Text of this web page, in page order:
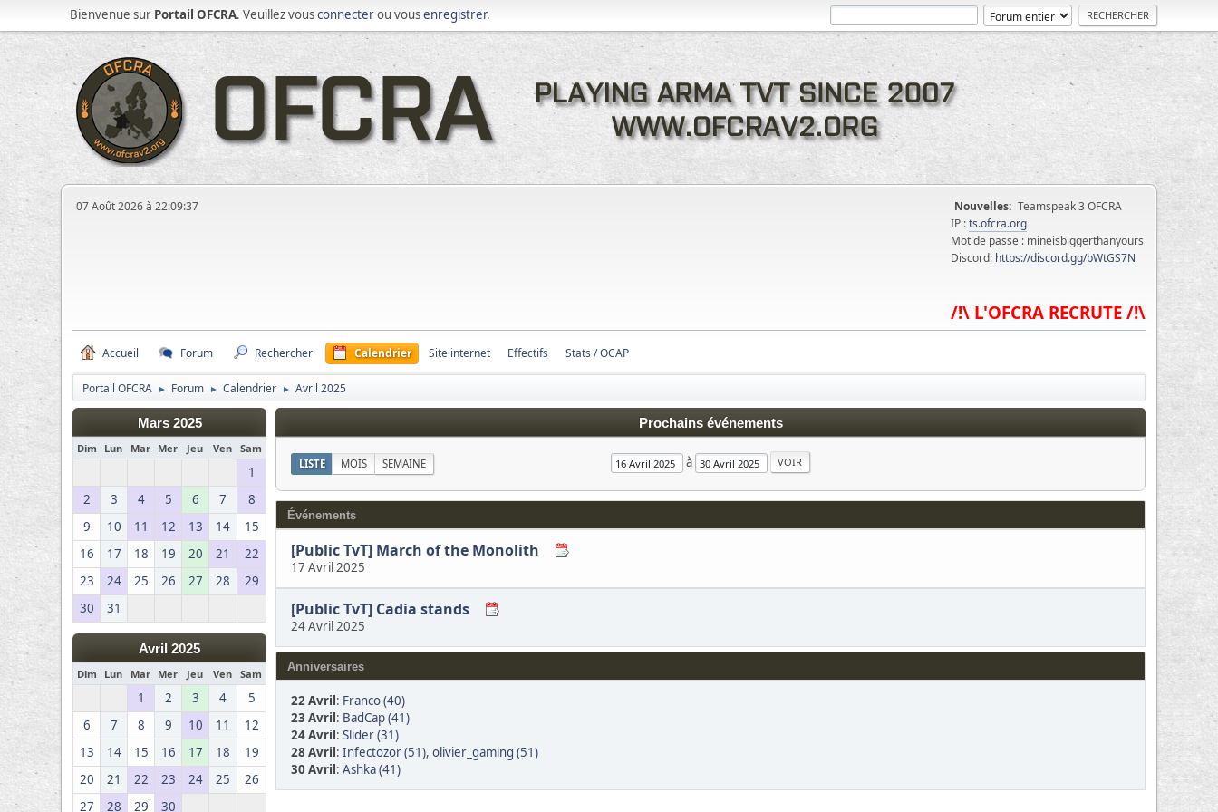
Bienvenue sur Portail OFCRA. Veuillez vousconnecterou vousenregistrer.
07 Août 2026 à 22:09:37 Nouvelles: Teamspeak 3 OFCRA
IP :ts.ofcra.org
Mot de passe : mineisbiggerthanyours
Discord: https://discord.gg/bWtGS7N
/!\ L'OFCRA RECRUTE /!\
Accueil Forum Rechercher Calendrier Site internet Effectifs Stats / OCAP
Portail OFCRA ► Forum ► Calendrier ► Avril 2025
Mars 2025
Dim Lun Mar Mer Jeu Ven Sam
1
2
3 4 5 6 7
8
9
10 11 12 13 14
15
16
17 18 19 20 21
22
23
24 25 26 27 28
29
30
31
Avril 2025
Dim Lun Mar Mer Jeu Ven Sam
1 2 3 4
5
6
7 8 9 10 11
12
13
14 15 16 17 18
19
20
21 22 23 24 25
26
27
28 29 30
Prochains événements
LISTE MOIS SEMAINE à
Événements
[Public TvT] March of the Monolith
17 Avril 2025
[Public TvT] Cadia stands
24 Avril 2025
Anniversaires
22 Avril: Franco (40)
23 Avril: BadCap (41)
24 Avril:Slider (31)
28 Avril:Infectozor (51),olivier_gaming (51)
30 Avril:Ashka (41)